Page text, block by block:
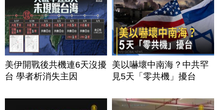
美伊開戰後共機連6天沒擾
台 學者析消失主因
美以嚇壞中南海？中共罕
見5天「零共機」擾台